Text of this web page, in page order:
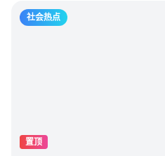
社会热点
置顶